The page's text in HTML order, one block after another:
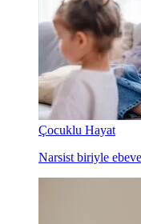
Çocuklu Hayat
Narsist biriyle